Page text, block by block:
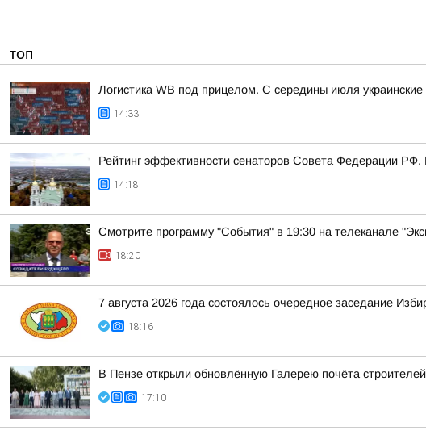
ТОП
Логистика WB под прицелом. С середины июля
14:33
Рейтинг эффективности сенаторов Совета Федерации РФ.
14:18
Смотрите программу "События" в 19:30 на телеканале
18:20
7 августа 2026 года состоялось очередное заседание
18:16
В Пензе открыли обновлённую Галерею почёта строителей
17:10